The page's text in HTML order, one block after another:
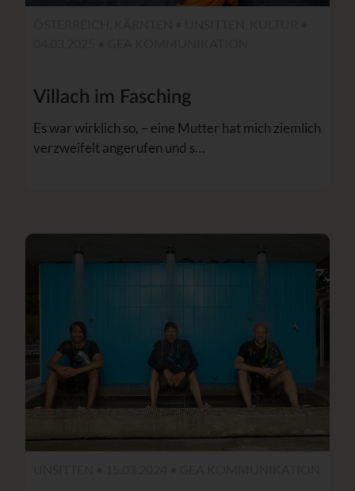
Villach im Fasching
Es war wirklich so, – eine Mutter hat mich ziemlich
verzweifelt angerufen und s…